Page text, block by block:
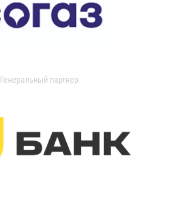
Генеральный партнер